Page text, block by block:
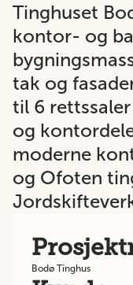
Tinghuset
kontor- og
tak og
til 6
og
moderne
og Ofoten
Bodø Tinghus